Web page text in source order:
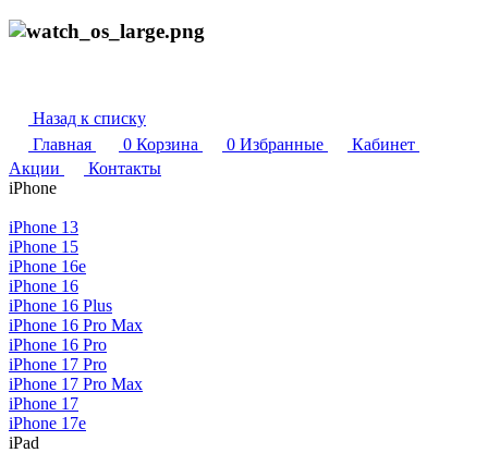
Назад к списку
Главная
0 Корзина 0 Избранные
Кабинет
Акции
Контакты
iPhone
iPhone 13
iPhone 15
iPhone 16e
iPhone 16
iPhone 16 Plus
iPhone 16 Pro Max
iPhone 16 Pro
iPhone 17 Pro
iPhone 17 Pro Max
iPhone 17
iPhone 17e
iPad